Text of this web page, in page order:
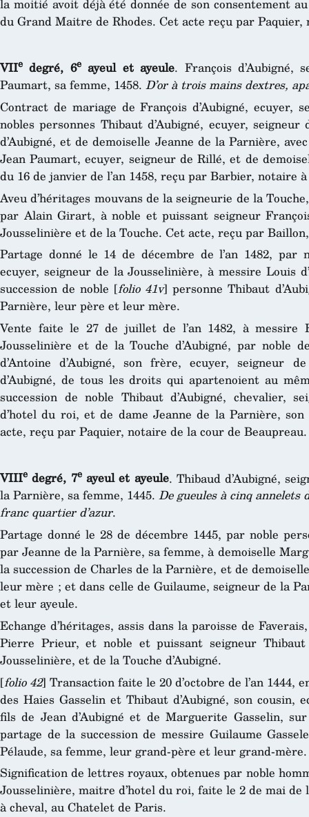
la moitié avoit déjà été donnée de son consentement
du Grand Maitre de Rhodes. Cet acte reçu par
VIIe degré, 6eayeul et ayeule. François d’Aubigné,
Paumart, sa femme, 1458. D’or à trois mains dextres,
Contract de mariage de François d’Aubigné, ecuyer,
nobles personnes Thibaut d’Aubigné, ecuyer,
d’Aubigné, et de demoiselle Jeanne de la Parnière,
Jean Paumart, ecuyer, seigneur de Rillé, et de
du 16 de janvier de l’an 1458, reçu par Barbier, notaire
Aveu d’héritages mouvans de la seigneurie de la
par Alain Girart, à noble et puissant seigneur
Jousselinière et de la Touche. Cet acte, reçu par
Partage donné le 14 de décembre de l’an 1482, par
ecuyer, seigneur de la Jousselinière, à messire Louis
succession de noble [folio 41v] personne Thibaut
Parnière, leur père et leur mère.
Vente faite le 27 de juillet de l’an 1482, à messire
Jousselinière et de la Touche d’Aubigné, par noble
d’Antoine d’Aubigné, son frère, ecuyer,
d’Aubigné, de tous les droits qui apartenoient au
succession de noble Thibaut d’Aubigné, chevalier,
d’hotel du roi, et de dame Jeanne de la Parnière,
acte, reçu par Paquier, notaire de la cour de Beaupreau.
VIIIe degré, 7eayeul et ayeule. Thibaud d’Aubigné,
la Parnière, sa femme, 1445. De gueules à cinq annelets
franc quartier d’azur.
Partage donné le 28 de décembre 1445, par noble
par Jeanne de la Parnière, sa femme, à demoiselle
la succession de Charles de la Parnière, et de
leur mère ; et dans celle de Guilaume, seigneur de la
et leur ayeule.
Echange d’héritages, assis dans la paroisse de
Pierre Prieur, et noble et puissant seigneur Thibaut
Jousselinière, et de la Touche d’Aubigné.
[folio 42] Transaction faite le 20 d’octobre de l’an 1444,
des Haies Gasselin et Thibaut d’Aubigné, son cousin,
fils de Jean d’Aubigné et de Marguerite Gasselin,
partage de la succession de messire Guilaume
Pélaude, sa femme, leur grand-père et leur grand-mère.
Signification de lettres royaux, obtenues par noble
Jousselinière, maitre d’hotel du roi, faite le 2 de mai de
à cheval, au Chatelet de Paris.